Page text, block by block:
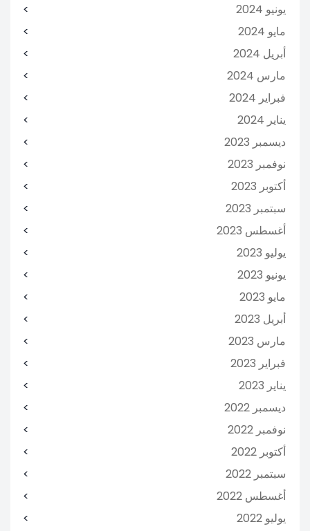
يونيو 2024
مايو 2024
أبريل 2024
مارس 2024
فبراير 2024
يناير 2024
ديسمبر 2023
نوفمبر 2023
أكتوبر 2023
سبتمبر 2023
أغسطس 2023
يوليو 2023
يونيو 2023
مايو 2023
أبريل 2023
مارس 2023
فبراير 2023
يناير 2023
ديسمبر 2022
نوفمبر 2022
أكتوبر 2022
سبتمبر 2022
أغسطس 2022
يوليو 2022